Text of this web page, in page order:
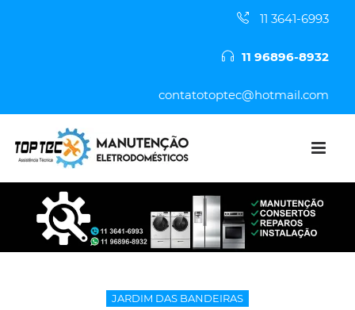
11 3641-6993
11 96896-8932
contatotoptec@hotmail.com
JARDIM DAS BANDEIRAS